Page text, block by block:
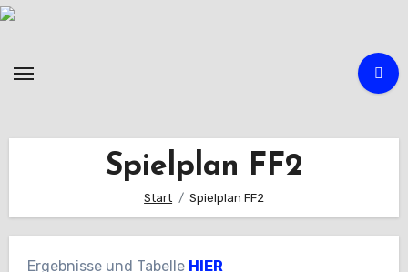
Zum
Spielplan FF2
Start Spielplan FF2
Ergebnisse und Tabelle HIER